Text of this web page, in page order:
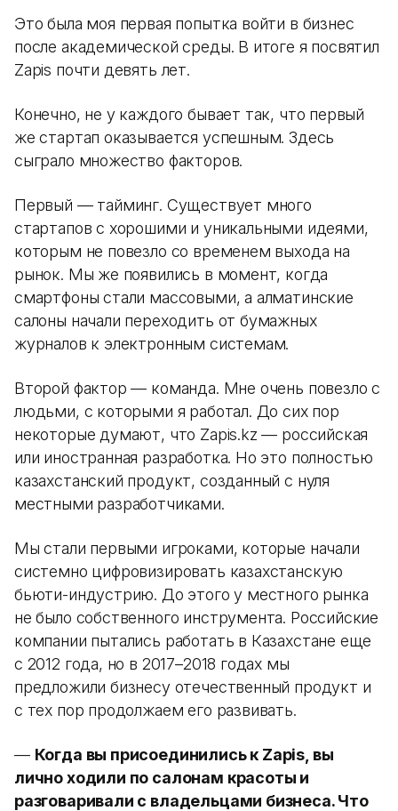
Это была моя первая попытка войти в бизнес
после академической среды. В итоге я посвятил
Zapis почти девять лет.
Конечно, не у каждого бывает так, что первый
же стартап оказывается успешным. Здесь
сыграло множество факторов.
Первый — тайминг. Существует много
стартапов с хорошими и уникальными идеями,
которым не повезло со временем выхода на
рынок. Мы же появились в момент, когда
смартфоны стали массовыми, а алматинские
салоны начали переходить от бумажных
журналов к электронным системам.
Второй фактор — команда. Мне очень повезло с
людьми, с которыми я работал. До сих пор
некоторые думают, что Zapis.kz — российская
или иностранная разработка. Но это полностью
казахстанский продукт, созданный с нуля
местными разработчиками.
Мы стали первыми игроками, которые начали
системно цифровизировать казахстанскую
бьюти-индустрию. До этого у местного рынка
не было собственного инструмента. Российские
компании пытались работать в Казахстане еще
с 2012 года, но в 2017–2018 годах мы
предложили бизнесу отечественный продукт и
с тех пор продолжаем его развивать.
— Когда вы присоединились к Zapis, вы
лично ходили по салонам красоты и
разговаривали с владельцами бизнеса. Что